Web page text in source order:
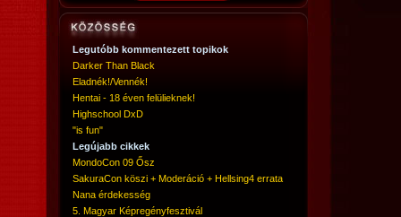
Legutóbb kommentezett topikok
Darker Than Black
Eladnék!/Vennék!
Hentai - 18 éven felülieknek!
Highschool DxD
"is fun"
Legújabb cikkek
MondoCon 09 Ősz
SakuraCon köszi + Moderáció + Hellsing4 errata
Nana érdekesség
5. Magyar Képregényfesztivál